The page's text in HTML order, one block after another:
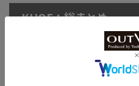
KUOE：総まとめ